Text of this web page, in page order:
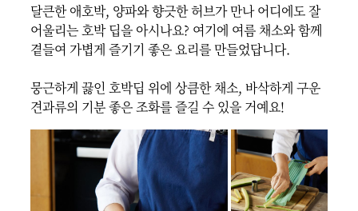
달큰한 애호박, 양파와 향긋한 허브가 만나 어디에도 잘
어울리는 호박 딥을 아시나요? 여기에 여름 채소와 함께
곁들여 가볍게 즐기기 좋은 요리를 만들었답니다.
뭉근하게 끓인 호박딥 위에 상큼한 채소, 바삭하게 구운
견과류의 기분 좋은 조화를 즐길 수 있을 거예요!